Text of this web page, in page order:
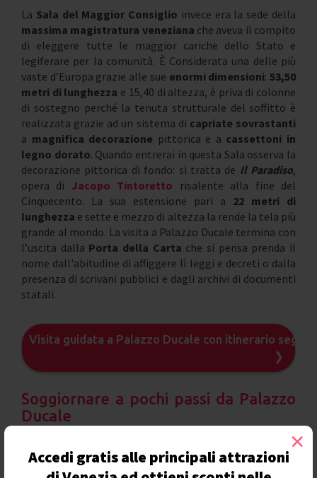
Accedi gratis alle principali attrazioni
×
La Sala del Maggior Consiglio invece era la sede della
massima magistratura veneziana che aveva il compito
di eleggere tutte le maggior cariche dello Stato e
legiferare per la comunità. È Considerata una delle più
vaste d’Europa grazie alle sue enormi dimensioni:53,50
metri di lunghezza e 15,40 di altezza, è priva di colonne
di sostegno perché la tenuta strutturale del soffitto è
realizzata grazie ad un sistema di capriate sovrastanti
a magnifica decorazione pittorica e a cassettoni in
legno dorato. Quando entrerai in questa Sala osserva la
decorazione pittorica di fondo: si tratta de Il Paradiso,
opera di Jacopo Tintoretto
risalente alla fine del
Cinquecento. La sua estensione pari a 22 metri di
lunghezza e sette e mezzo di altezza la rende la tela più
grande al mondo. La visita a Palazzo Ducale termina con
l’uscita dalla Porta della Carta che si pensa prenda il
nome dall'abitudine di affiggere lì leggi e decreti o dalla
presenza di scrivani pubblici e dagli archivi di documenti
statali.
Visita guidata a Palazzo Ducale con itinerario
❯
Soggiornare a pochi passi da Palazzo
Ducale